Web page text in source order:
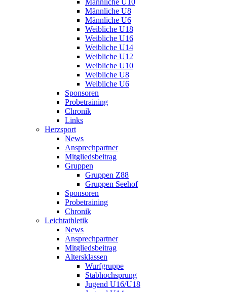
Männliche U10
Männliche U8
Männliche U6
Weibliche U18
Weibliche U16
Weibliche U14
Weibliche U12
Weibliche U10
Weibliche U8
Weibliche U6
Sponsoren
Probetraining
Chronik
Links
Herzsport
News
Ansprechpartner
Mitgliedsbeitrag
Gruppen
Gruppen Z88
Gruppen Seehof
Sponsoren
Probetraining
Chronik
Leichtathletik
News
Ansprechpartner
Mitgliedsbeitrag
Altersklassen
Wurfgruppe
Stabhochsprung
Jugend U16/U18